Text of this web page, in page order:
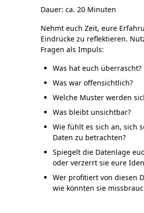
Dauer: ca. 20 Minuten
Nehmt euch Zeit, eure
Eindrücke zu reflektieren.
Fragen als Impuls:
Was hat euch überrascht?
Was war offensichtlich?
Welche Muster werden
Was bleibt unsichtbar?
Wie fühlt es sich an, sich
Daten zu betrachten?
Spiegelt die Datenlage
oder verzerrt sie eure
Wer profitiert von diesen
wie könnten sie